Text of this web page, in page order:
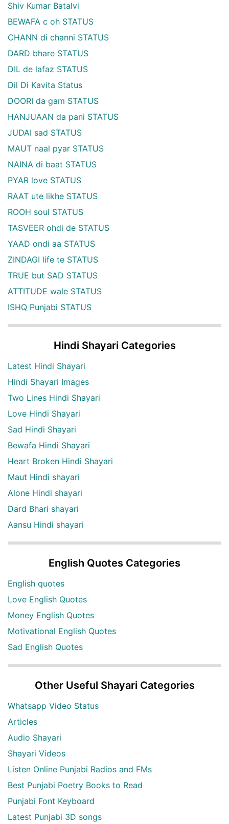
Shiv Kumar Batalvi
BEWAFA c oh STATUS
CHANN di channi STATUS
DARD bhare STATUS
DIL de lafaz STATUS
Dil Di Kavita Status
DOORI da gam STATUS
HANJUAAN da pani STATUS
JUDAI sad STATUS
MAUT naal pyar STATUS
NAINA di baat STATUS
PYAR love STATUS
RAAT ute likhe STATUS
ROOH soul STATUS
TASVEER ohdi de STATUS
YAAD ondi aa STATUS
ZINDAGI life te STATUS
TRUE but SAD STATUS
ATTITUDE wale STATUS
ISHQ Punjabi STATUS
Hindi Shayari Categories
Latest Hindi Shayari
Hindi Shayari Images
Two Lines Hindi Shayari
Love Hindi Shayari
Sad Hindi Shayari
Bewafa Hindi Shayari
Heart Broken Hindi Shayari
Maut Hindi shayari
Alone Hindi shayari
Dard Bhari shayari
Aansu Hindi shayari
English Quotes Categories
English quotes
Love English Quotes
Money English Quotes
Motivational English Quotes
Sad English Quotes
Other Useful Shayari Categories
Whatsapp Video Status
Articles
Audio Shayari
Shayari Videos
Listen Online Punjabi Radios and FMs
Best Punjabi Poetry Books to Read
Punjabi Font Keyboard
Latest Punjabi 3D songs